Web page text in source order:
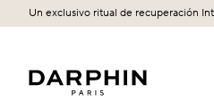
Un exclusivo ritual de recuperación